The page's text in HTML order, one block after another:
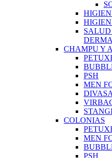
CHAMPU Y
PSH
MEN
DIVASA
COLONIAS
MEN
PSH